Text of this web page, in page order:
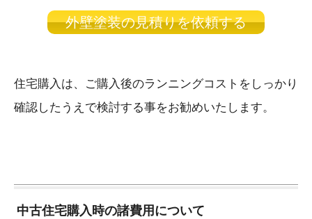
外壁塗装の見積りを依頼する
住宅購入は、ご購入後のランニングコストをしっかり
確認したうえで検討する事をお勧めいたします。
中古住宅購入時の諸費用について